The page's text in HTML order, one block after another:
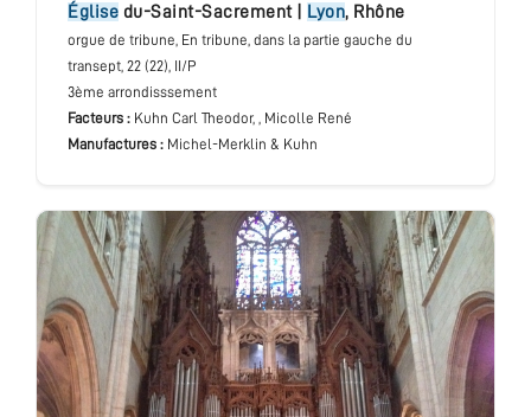
église du-Saint-Sacrement| Lyon, Rhône
orgue de tribune, En tribune, dans la partie gauche du
transept, 22 (22), II/P
3ème arrondisssement
Facteurs : Kuhn Carl Theodor, , Micolle René
Manufactures : Michel-Merklin & Kuhn